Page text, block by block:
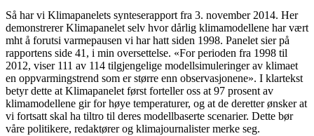
Så har vi Klimapanelets synteserapport fra 3. november 2014. Her
demonstrerer Klimapanelet selv hvor dårlig klimamodellene har vært
mht å forutsi varmepausen vi har hatt siden 1998. Panelet sier på
rapportens side 41, i min oversettelse. «For perioden fra 1998 til
2012, viser 111 av 114 tilgjengelige modellsimuleringer av klimaet
en oppvarmingstrend som er større enn observasjonene». I klartekst
betyr dette at Klimapanelet først forteller oss at 97 prosent av
klimamodellene gir for høye temperaturer, og at de deretter ønsker at
vi fortsatt skal ha tiltro til deres modellbaserte scenarier. Dette bør
våre politikere, redaktører og klimajournalister merke seg.